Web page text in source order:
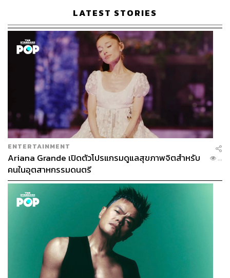
คลอไปตลอดด้วย ถ้าสังเกต มันก็เหมือนท้องฟ้าแหละ มีอยู่
ตลอด แค่เคยมองขึ้นไปบ้างหรือเปล่า
“เป็นเวลานานเท่าไร ที่ไม่ได้เงยหน้าขึ้นไป
มองท้องฟ้ากว้างใหญ่ เพียงได้เห็นก็สุขใจ
และนานเท่าไร ที่ไม่ได้เงยหน้าขึ้นไป
Wondering who am I
ยังคงหาคำตอบในใจ”
–ไม่ว่างมองฟ้า
LATEST STORIES
ENTERTAINMENT
Ariana Grande เปิดตัวโปรแกรมดูแลสุขภาพจิตสำหรับ
คนในอุตสาหกรรมดนตรี
...